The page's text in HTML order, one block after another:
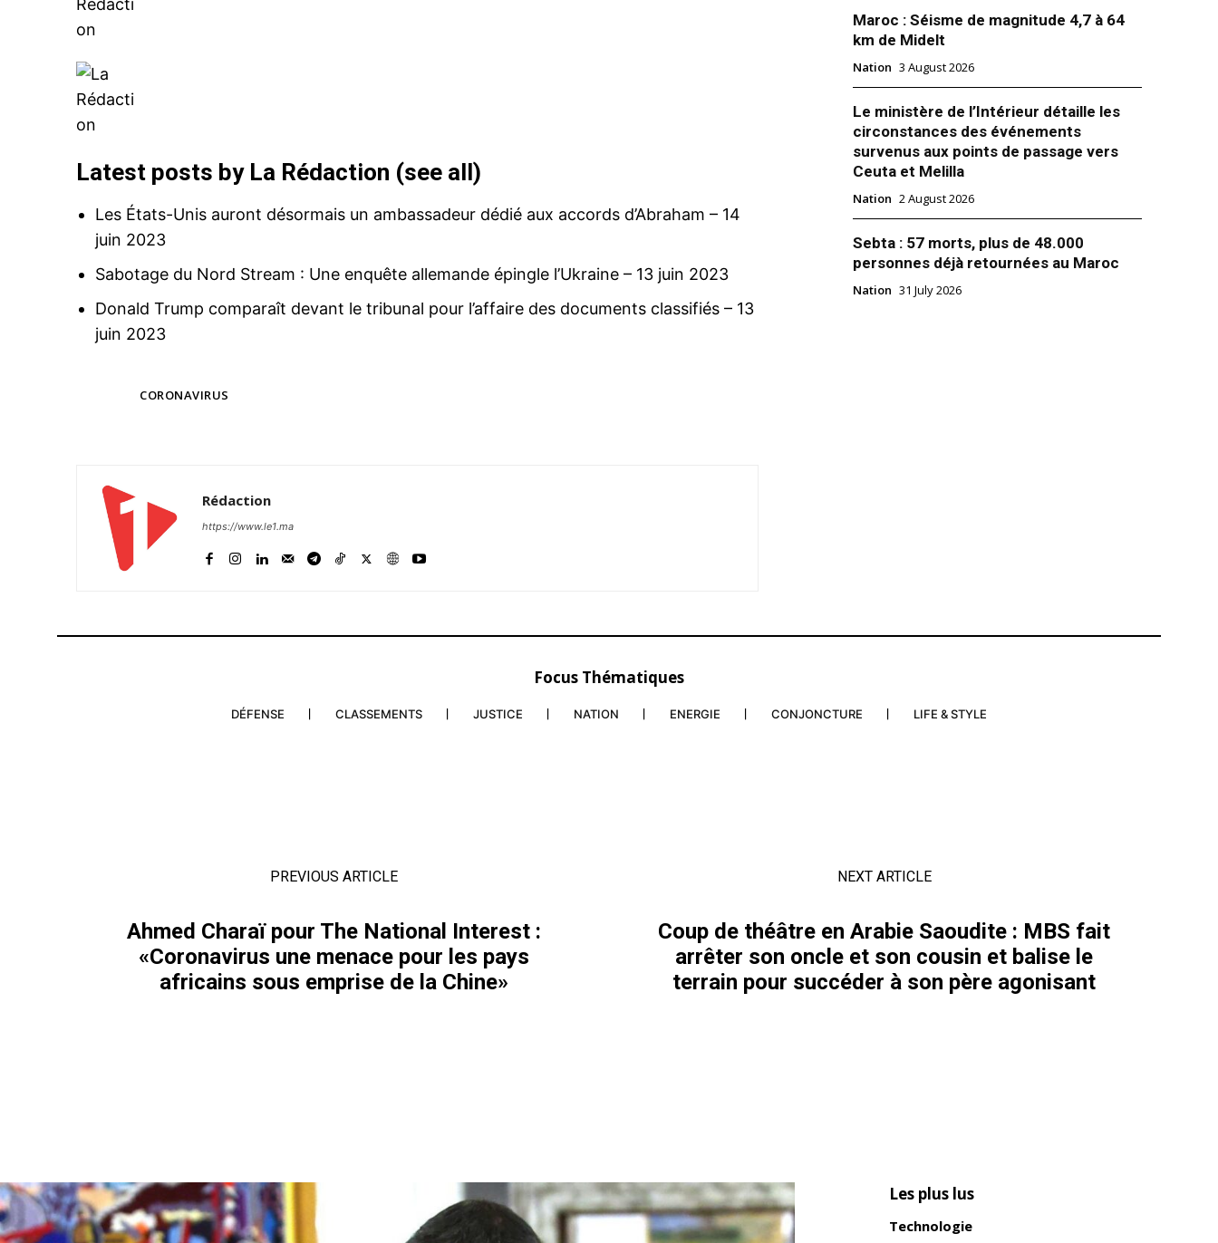
Tanger Med : près de 4 tonnes de chira
frontalier
Tanger Med : saisie de 17 458 comprimés
chicha
psychotropes au port de Tanger Med
9 October 2025
Latest posts by La Rédaction (see all)
Les États-Unis auront désormais un ambassadeur dédié aux accords d’Abraham – 14
juin 2023
Sabotage du Nord Stream : Une enquête allemande épingle l’Ukraine – 13 juin 2023
Donald Trump comparaît devant le tribunal pour l’affaire des documents classifiés – 13
juin 2023
CORONAVIRUS
Rédaction
https://www.le1.ma
Maroc : Séisme de magnitude 4,7 à 64
km de Midelt
Nation 3 August 2026
Le ministère de l’Intérieur détaille les
circonstances des événements
survenus aux points de passage vers
Ceuta et Melilla
Nation 2 August 2026
Sebta : 57 morts, plus de 48.000
personnes déjà retournées au Maroc
Nation 31 July 2026
Focus Thématiques
DÉFENSE CLASSEMENTS JUSTICE NATION ENERGIE CONJONCTURE LIFE & STYLE
PREVIOUS ARTICLE
Ahmed Charaï pour The National Interest :
«Coronavirus une menace pour les pays
africains sous emprise de la Chine»
NEXT ARTICLE
Coup de théâtre en Arabie Saoudite : MBS fait
arrêter son oncle et son cousin et balise le
terrain pour succéder à son père agonisant